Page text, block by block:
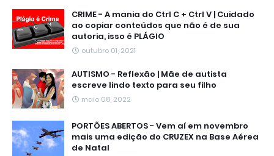
CRIME - A mania do Ctrl C + Ctrl V | Cuidado
ao copiar conteúdos que não é de sua
autoria, isso é PLÁGIO
outubro 01, 2021
AUTISMO - Reflexão | Mãe de autista
escreve lindo texto para seu filho
maio 08, 2022
PORTÕES ABERTOS - Vem aí em novembro
mais uma edição do CRUZEX na Base Aérea
de Natal